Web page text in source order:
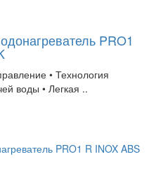
PRO1
• Технология
воды • Легкая ..